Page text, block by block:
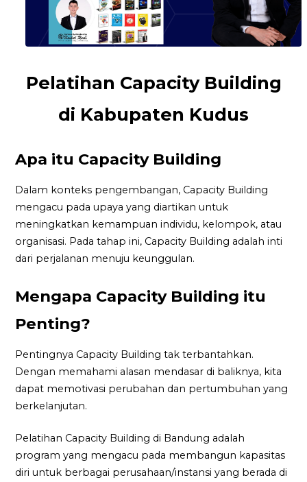
Pelatihan Capacity Building
di Kabupaten Kudus
Apa itu Capacity Building
Dalam konteks pengembangan, Capacity Building
mengacu pada upaya yang diartikan untuk
meningkatkan kemampuan individu, kelompok, atau
organisasi. Pada tahap ini, Capacity Building adalah inti
dari perjalanan menuju keunggulan.
Mengapa Capacity Building itu
Penting?
Pentingnya Capacity Building tak terbantahkan.
Dengan memahami alasan mendasar di baliknya, kita
dapat memotivasi perubahan dan pertumbuhan yang
berkelanjutan.
Pelatihan Capacity Building di Bandung adalah
program yang mengacu pada membangun kapasitas
diri untuk berbagai perusahaan/instansi yang berada di